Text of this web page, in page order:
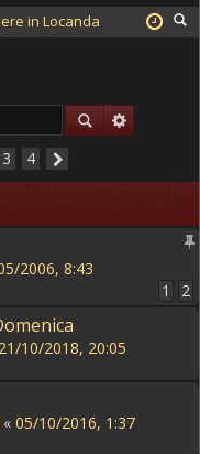
in Locanda
3 4
2006, 8:43
1 2
21/10/2018, 20:05
« 05/10/2016, 1:37